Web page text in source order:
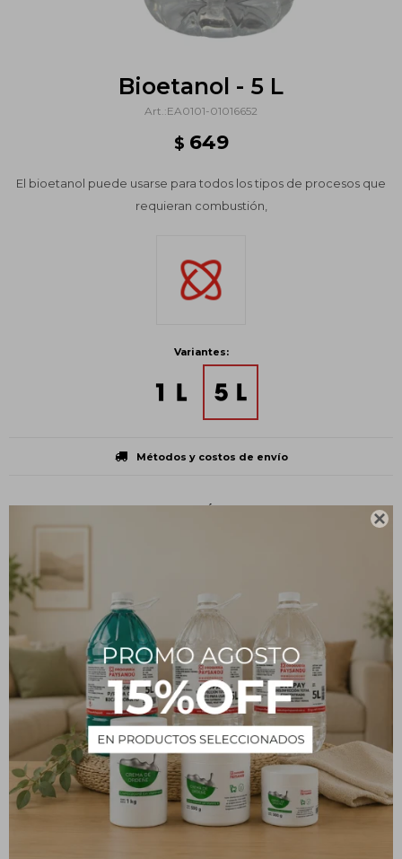

Bioetanol - 5 L
EA0101-01016652
$ 649
El bioetanol puede usarse para todos los tipos de procesos que
requieran combustión,
Variantes:
Métodos y costos de envío
CARACTERÍSTICAS
Tipo
Insumos
Descripción
Bioetanol